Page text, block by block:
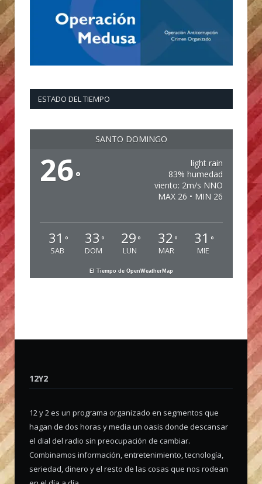
ESTADO DEL TIEMPO
SANTO DOMINGO
26°
light rain
83% humedad
viento: 2m/s NNO
MAX 26 • MIN 26
31 °
SAB
33 °
DOM
29 °
LUN
32 °
MAR
31 °
MIE
El Tiempo de OpenWeatherMap
12Y2
12 y 2 es un programa organizado en segmentos que
hagan de dos horas y media un oasis donde descansar
el dial del radio sin preocupación de cambiar.
Combinamos información, entretenimiento, tecnología,
seriedad, dinero y el resto de las cosas que nos rodean